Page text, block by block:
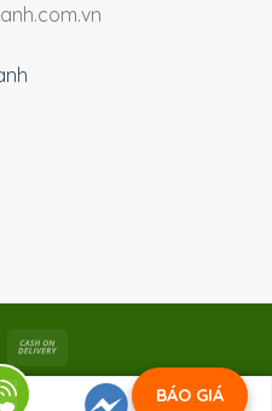
BÁO GIÁ
Industry|Thiết bị công